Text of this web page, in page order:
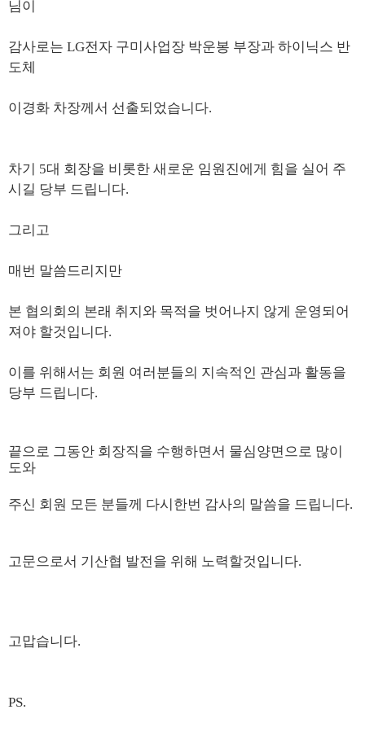
님이
감사로는 LG전자 구미사업장 박운봉 부장과 하이닉스 반
도체
이경화 차장께서 선출되었습니다.
차기 5대 회장을 비롯한 새로운 임원진에게 힘을 실어 주
시길 당부 드립니다.
그리고
매번 말씀드리지만
본 협의회 의 본래 취지와 목적을 벗어나지 않게 운영되어
져야 할것입니다.
이를 위해서는 회원 여러분들의 지속적인 관심과 활동을
당부 드립니다.
끝으로 그동안 회장직을 수행하면서 물심양면으로 많이
도와
주신 회원 모든 분들께 다시한번 감사의 말씀을 드립니다.
고문으로서 기산협 발전을 위해 노력할것입니다.
고맙습니다.
PS.